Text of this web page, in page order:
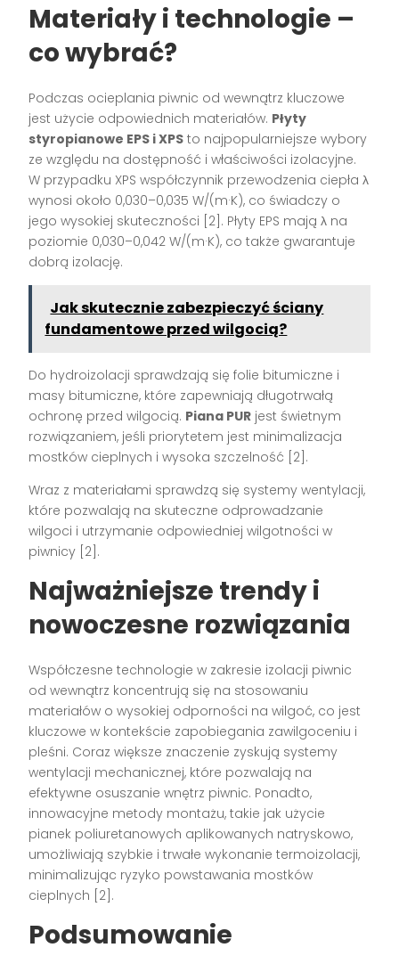
Materiały i technologie –
co wybrać?
Podczas ocieplania piwnic od wewnątrz kluczowe
jest użycie odpowiednich materiałów. Płyty
styropianowe EPS i XPS to najpopularniejsze wybory
ze względu na dostępność i właściwości izolacyjne.
W przypadku XPS współczynnik przewodzenia ciepła λ
wynosi około 0,030–0,035 W/(m·K), co świadczy o
jego wysokiej skuteczności [2]. Płyty EPS mają λ na
poziomie 0,030–0,042 W/(m·K), co także gwarantuje
dobrą izolację.
Jak skutecznie zabezpieczyć ściany
fundamentowe przed wilgocią?
Do hydroizolacji sprawdzają się folie bitumiczne i
masy bitumiczne, które zapewniają długotrwałą
ochronę przed wilgocią. Piana PUR jest świetnym
rozwiązaniem, jeśli priorytetem jest minimalizacja
mostków cieplnych i wysoka szczelność [2].
Wraz z materiałami sprawdzą się systemy wentylacji,
które pozwalają na skuteczne odprowadzanie
wilgoci i utrzymanie odpowiedniej wilgotności w
piwnicy [2].
Najważniejsze trendy i
nowoczesne rozwiązania
Współczesne technologie w zakresie izolacji piwnic
od wewnątrz koncentrują się na stosowaniu
materiałów o wysokiej odporności na wilgoć, co jest
kluczowe w kontekście zapobiegania zawilgoceniu i
pleśni. Coraz większe znaczenie zyskują systemy
wentylacji mechanicznej, które pozwalają na
efektywne osuszanie wnętrz piwnic. Ponadto,
innowacyjne metody montażu, takie jak użycie
pianek poliuretanowych aplikowanych natryskowo,
umożliwiają szybkie i trwałe wykonanie termoizolacji,
minimalizując ryzyko powstawania mostków
cieplnych [2].
Podsumowanie